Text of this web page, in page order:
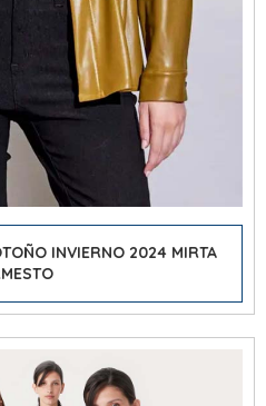
INVIERNO 2024 MIRTA